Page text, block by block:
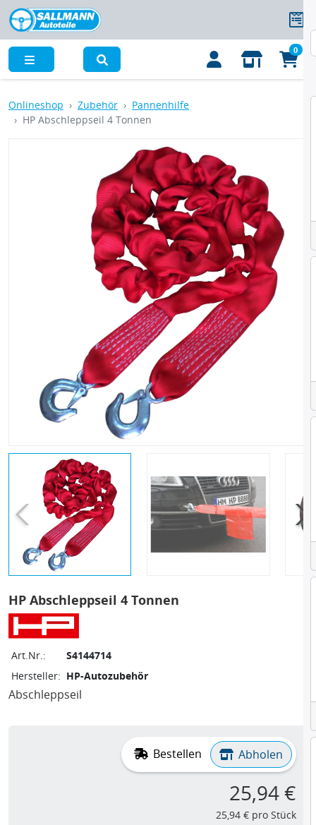
0
Onlineshop Zubehör
Pannenhilfe
HP Abschleppseil 4 Tonnen
HP Abschleppseil 4 Tonnen
Art.Nr.:
S4144714
Hersteller: HP-Autozubehör
Abschleppseil
Bestellen Abholen
25,94 €
25,94 € pro Stück